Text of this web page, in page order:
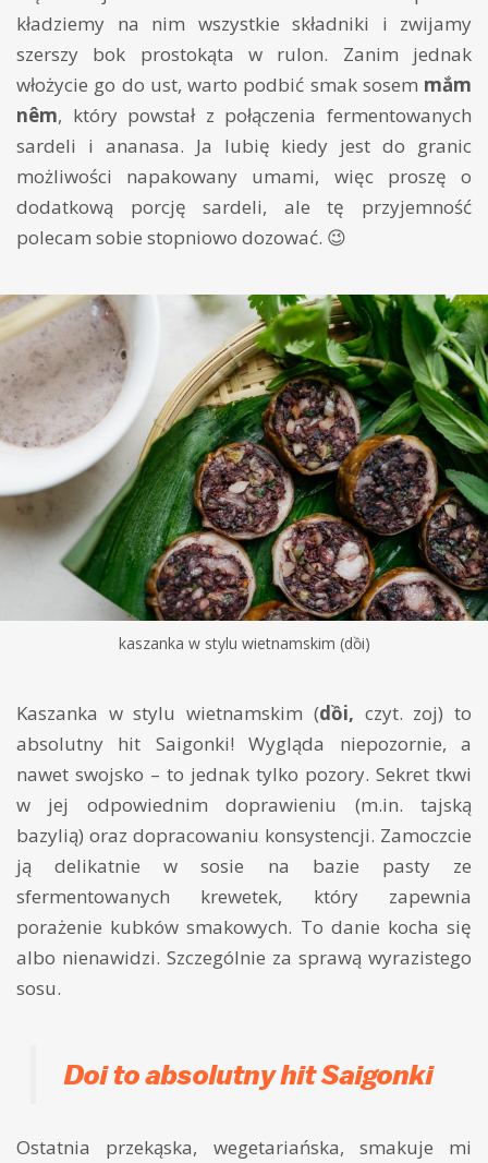
kładziemy na nim wszystkie składniki i zwijamy
szerszy bok prostokąta w rulon. Zanim jednak
włożycie go do ust, warto podbić smak sosem mắm
nêm, który powstał z połączenia fermentowanych
sardeli i ananasa. Ja lubię kiedy jest do granic
możliwości napakowany umami, więc proszę o
dodatkową porcję sardeli, ale tę przyjemność
polecam sobie stopniowo dozować. 😉
kaszanka w stylu wietnamskim (dồi)
Kaszanka w stylu wietnamskim (dồi, czyt. zoj) to
absolutny hit Saigonki! Wygląda niepozornie, a
nawet swojsko – to jednak tylko pozory. Sekret tkwi
w jej odpowiednim doprawieniu (m.in. tajską
bazylią) oraz dopracowaniu konsystencji. Zamoczcie
ją delikatnie w sosie na bazie pasty ze
sfermentowanych krewetek, który zapewnia
porażenie kubków smakowych. To danie kocha się
albo nienawidzi. Szczególnie za sprawą wyrazistego
sosu.
Doi to absolutny hit Saigonki
Ostatnia przekąska, wegetariańska, smakuje mi